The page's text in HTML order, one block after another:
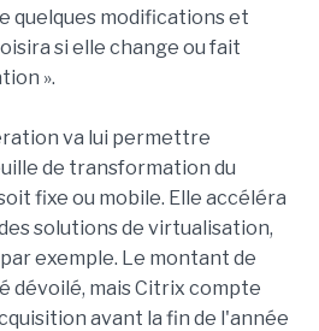
quelques modifications et
si elle change ou fait
».
va lui permettre
de transformation du
fixe ou mobile. Elle accéléra
solutions de virtualisation,
exemple. Le montant de
dévoilé, mais Citrix compte
avant la fin de l'année